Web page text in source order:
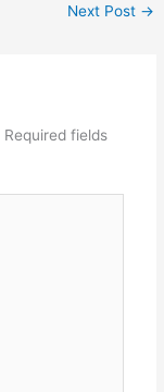
Next Post →
Required fields